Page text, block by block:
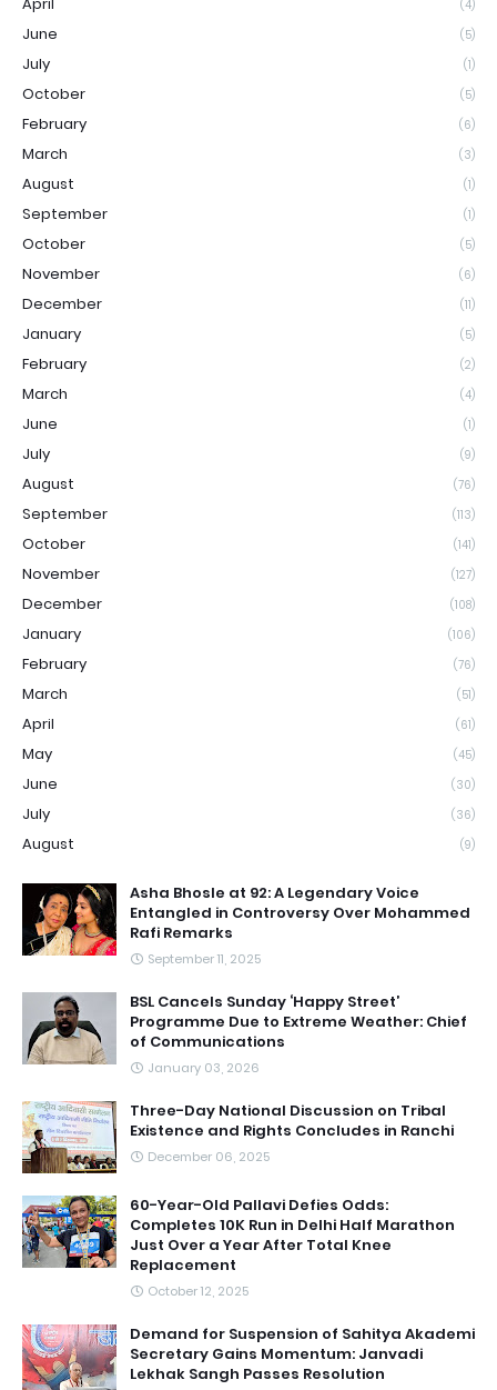
(4)
June (5)
July (1)
October (5)
February (6)
March (3)
August (1)
September (1)
October (5)
November (6)
December (11)
January (5)
February (2)
March (4)
June (1)
July (9)
August (76)
September (113)
October (141)
November (127)
December (108)
January (106)
February (76)
March (51)
April (61)
May (45)
June (30)
July (36)
August (9)
Asha Bhosle at 92: A Legendary Voice
Entangled in Controversy Over Mohammed
Rafi Remarks
September 11, 2025
BSL Cancels Sunday ‘Happy Street’
Programme Due to Extreme Weather: Chief
of Communications
January 03, 2026
Three-Day National Discussion on Tribal
Existence and Rights Concludes in Ranchi
December 06, 2025
60-Year-Old Pallavi Defies Odds:
Completes 10K Run in Delhi Half Marathon
Just Over a Year After Total Knee
Replacement
October 12, 2025
Demand for Suspension of Sahitya Akademi
Secretary Gains Momentum: Janvadi
Lekhak Sangh Passes Resolution